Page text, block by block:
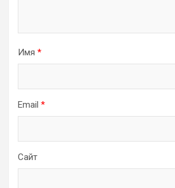
Имя *
Email *
Сайт